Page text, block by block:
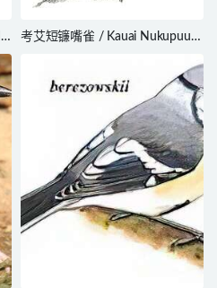
考艾短镰嘴雀 / Kauai Nukupuu /